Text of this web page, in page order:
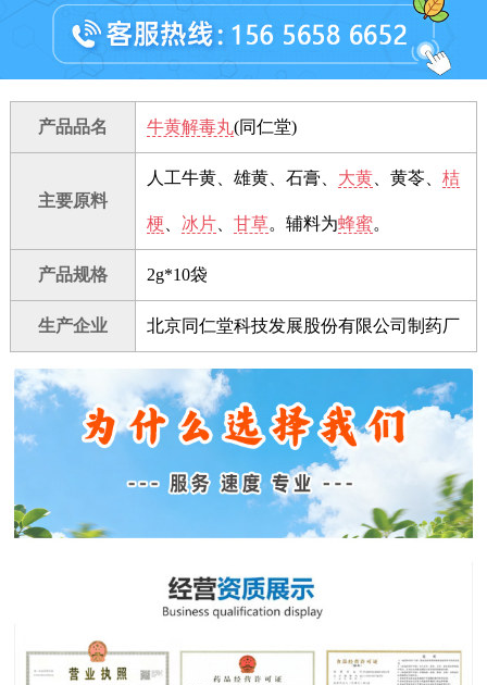
产品品名 牛黄解毒丸(同仁堂)
主要原料
人工牛黄、雄黄、石膏、 大黄、黄苓、 桔
梗 冰片、 甘草。辅料为蜂蜜。
产品规格 2g*10袋
生产企业 北京同仁堂科技发展股份有限公司制药厂